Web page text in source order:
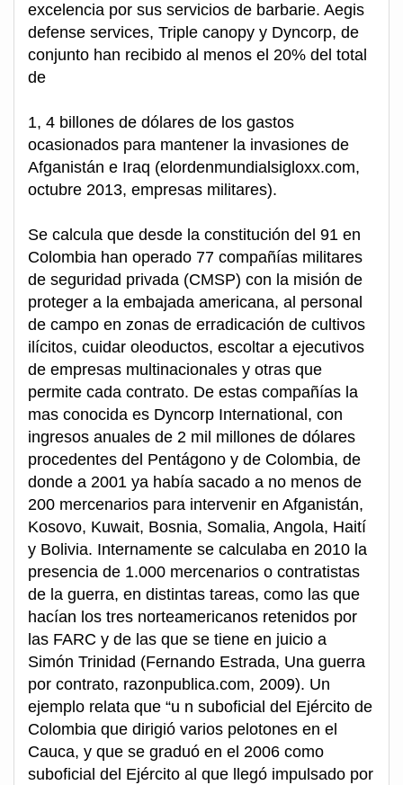
excelencia por sus servicios de barbarie. Aegis
defense services, Triple canopy y Dyncorp, de
conjunto han recibido al menos el 20% del total
de
1, 4 billones de dólares de los gastos
ocasionados para mantener la invasiones de
Afganistán e Iraq (elordenmundialsigloxx.com,
octubre 2013, empresas militares).
Se calcula que desde la constitución del 91 en
Colombia han operado 77 compañías militares
de seguridad privada (CMSP) con la misión de
proteger a la embajada americana, al personal
de campo en zonas de erradicación de cultivos
ilícitos, cuidar oleoductos, escoltar a ejecutivos
de empresas multinacionales y otras que
permite cada contrato. De estas compañías la
mas conocida es Dyncorp International, con
ingresos anuales de 2 mil millones de dólares
procedentes del Pentágono y de Colombia, de
donde a 2001 ya había sacado a no menos de
200 mercenarios para intervenir en Afganistán,
Kosovo, Kuwait, Bosnia, Somalia, Angola, Haití
y Bolivia. Internamente se calculaba en 2010 la
presencia de 1.000 mercenarios o contratistas
de la guerra, en distintas tareas, como las que
hacían los tres norteamericanos retenidos por
las FARC y de las que se tiene en juicio a
Simón Trinidad (Fernando Estrada, Una guerra
por contrato, razonpublica.com, 2009). Un
ejemplo relata que “u n suboficial del Ejército de
Colombia que dirigió varios pelotones en el
Cauca, y que se graduó en el 2006 como
suboficial del Ejército al que llegó impulsado por